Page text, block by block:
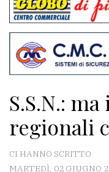
commenti
Contenuti
del
sito
Associazioni
Meteo
S.S.N.:
regionali
CI HANNO SCRITTO
MARTEDÌ, 02 GIUGNO